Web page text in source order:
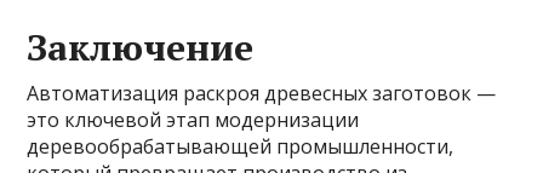
Заключение
Автоматизация раскроя древесных заготовок —
это ключевой этап модернизации
деревообрабатывающей промышленности,